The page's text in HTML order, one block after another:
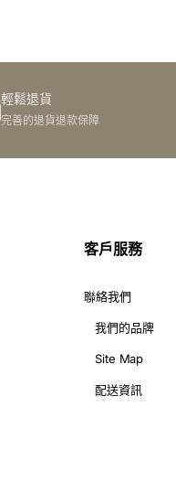
輕鬆退貨
完善的退貨退款保障
客戶服務
聯絡我們
我們的品牌
Site Map
配送資訊